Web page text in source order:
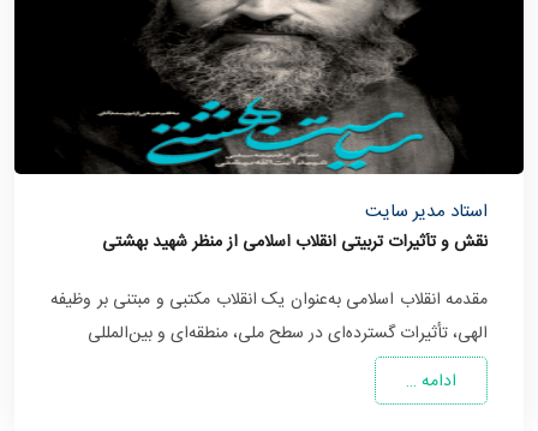
استاد مدیر سایت
نقش و تأثیرات تربیتی انقلاب اسلامی از منظر شهید بهشتی
مقدمه انقلاب اسلامی به‌عنوان یک انقلاب مکتبی و مبتنی بر وظیفه
الهی، تأثیرات گسترده‌ای در سطح ملی، منطقه‌ای و بین‌المللی
ادامه …